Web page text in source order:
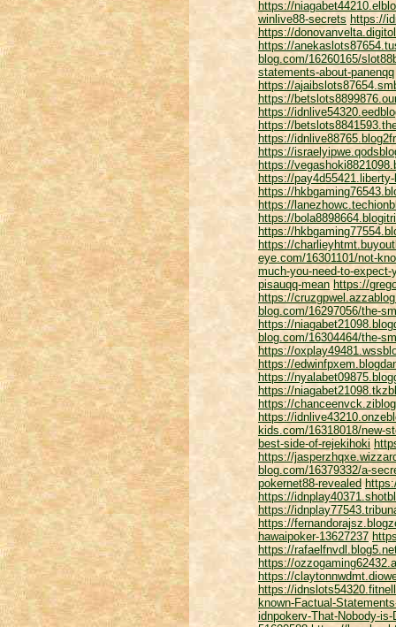
https://
winlive88-secrets https://
https://
https://
blog.com/16260165/
statements-about-panenqq
https://
https://
https://
https://
https://
https://
https://
https://
https://
https://
https://
https://
https://
eye.com/16301101/not-
much-you-need-to-
pisauqq-mean https://
https://
blog.com/16297056/the-
https://
blog.com/16304464/the-
https://
https://
https://
https://
https://
https://
kids.com/16318018/new-
best-side-of-rejekihoki
https://
blog.com/16379332/a-
pokernet88-revealed
https://
https://
https://
hawaipoker-13627237
https://
https://
https://
https://
known-Factual-
idnpokerv-That-Nobody-